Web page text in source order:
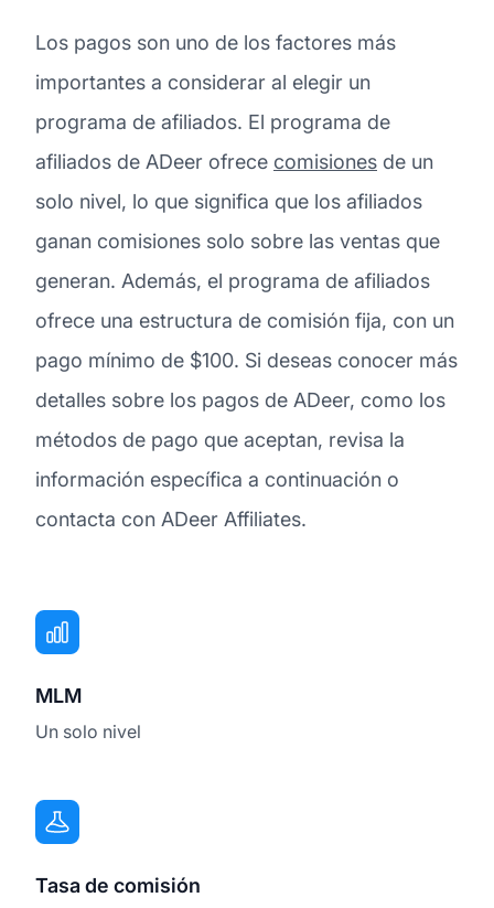
Los pagos son uno de los factores más
importantes a considerar al elegir un
programa de afiliados. El programa de
afiliados de ADeer ofrece comisiones de un
solo nivel, lo que significa que los afiliados
ganan comisiones solo sobre las ventas que
generan. Además, el programa de afiliados
ofrece una estructura de comisión fija, con un
pago mínimo de $100. Si deseas conocer más
detalles sobre los pagos de ADeer, como los
métodos de pago que aceptan, revisa la
información específica a continuación o
contacta con ADeer Affiliates.
MLM
Un solo nivel
Tasa de comisión